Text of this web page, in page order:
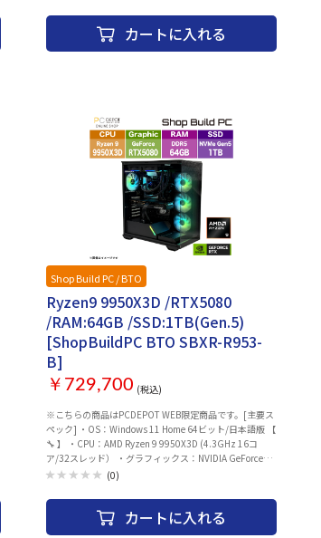
カートに入れる
Shop Build PC / BTO
Ryzen9 9950X3D /RTX5080
/RAM:64GB /SSD:1TB(Gen.5)
[ShopBuildPC BTO SBXR-R953-
B]
￥729,700 (税込)
※こちらの商品はPCDEPOT WEB限定商品です。[主要ス
ペック] ・OS：Windows 11 Home 64ビット/日本語版 【
🔧 】 ・CPU：AMD Ryzen 9 9950X3D (4.3GHz 16コ
ア/32スレッド） ・グラフィックス：NVIDIA GeForce
RTX 5080 VRAM 16GB ・メモリ：64GB (DDR5-6000
NVMe Gen.5対応 (Sandisk WD Black SN8100)
※【🔧】：項目はカスタマイズ可能です。□カスタマイ
ズ項目※本体と一緒に購入ください。・OS：Windows
(0)
カートに入れる